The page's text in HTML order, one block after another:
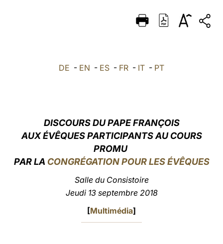
DEUTSCH
العربيّة DE - EN - ES - FR - IT - PT
DISCOURS DU PAPE FRANÇOIS
AUX ÉVÊQUES PARTICIPANTS AU COURS
PROMU
PAR LA CONGRÉGATION POUR LES ÉVÊQUES
Salle du Consistoire
Jeudi 13 septembre 2018
[Multimédia]